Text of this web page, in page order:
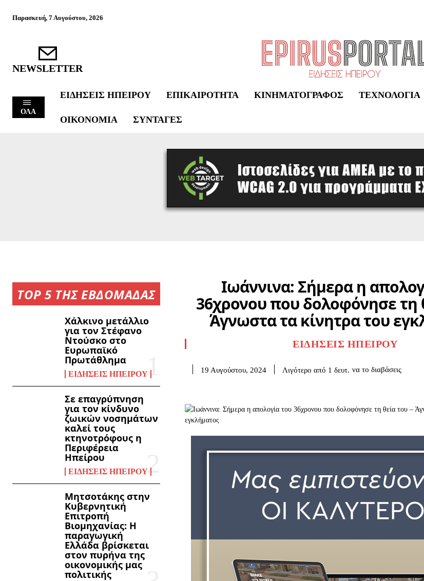
Παρασκευή, 7 Αυγούστου, 2026
NEWSLETTER
ΟΛΑ
ΕΙΔΉΣΕΙΣ ΗΠΕΊΡΟΥ ΕΠΙΚΑΙΡΌΤΗΤΑ ΚΙΝΗΜΑΤΟΓΡΆΦΟΣ ΤΕΧΝΟΛΟΓΊΑ
ΟΙΚΟΝΟΜΊΑ ΣΥΝΤΑΓΈΣ
TOP 5 ΤΗΣ ΕΒΔΟΜΑΔΑΣ
Χάλκινο μετάλλιο
για τον Στέφανο
Ντούσκο στο
Ευρωπαϊκό
Πρωτάθλημα
ΕΙΔΉΣΕΙΣ ΗΠΕΊΡΟΥ
Σε επαγρύπνηση
για τον κίνδυνο
ζωικών νοσημάτων
καλεί τους
κτηνοτρόφους η
Περιφέρεια
Ηπείρου
ΕΙΔΉΣΕΙΣ ΗΠΕΊΡΟΥ
Μητσοτάκης στην
Κυβερνητική
Επιτροπή
Βιομηχανίας: Η
παραγωγική
Ελλάδα βρίσκεται
στον πυρήνα της
οικονομικής μας
πολιτικής
Ιωάννινα: Σήμερα η
36χρονου που δολοφόνησε τη
Άγνωστα τα κίνητρα του
ΕΙΔΉΣΕΙΣ ΗΠΕΊΡΟΥ
19 Αυγούστου, 2024 Λιγότερο από 1 δευτ. να το διαβάσεις